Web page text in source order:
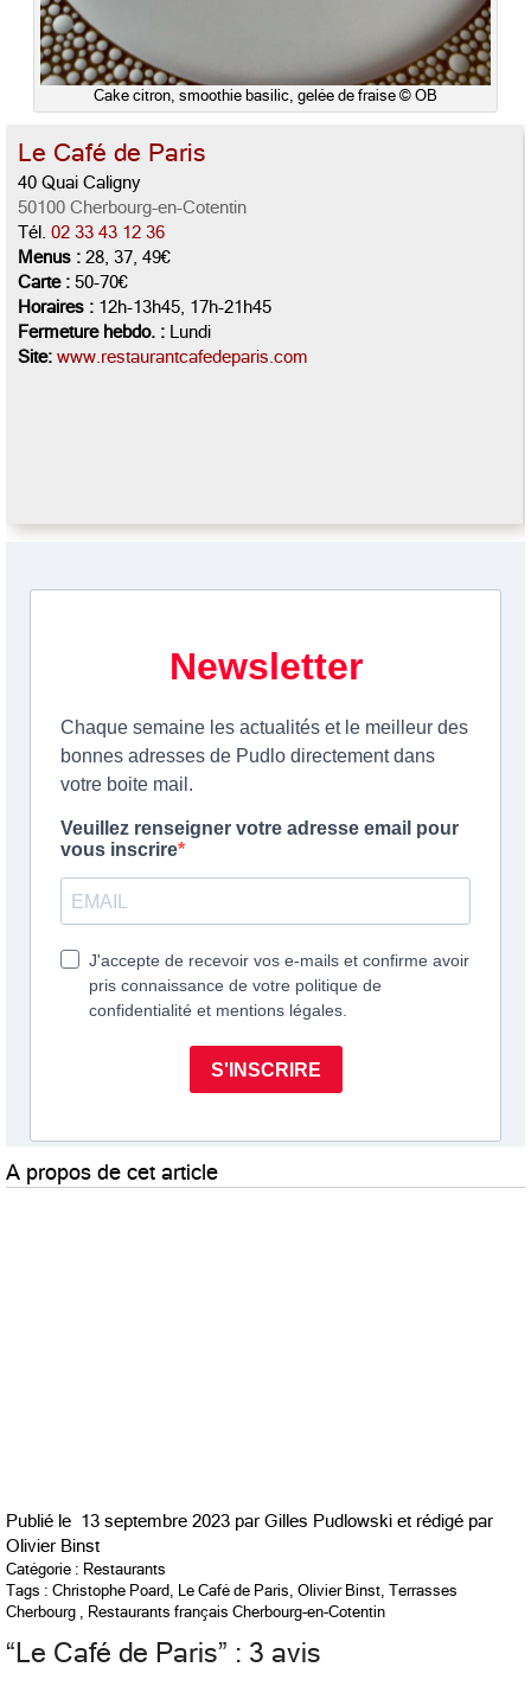
Cake citron, smoothie basilic, gelée de fraise © OB
Le Café de Paris
40 Quai Caligny
50100 Cherbourg-en-Cotentin
Tél. 02 33 43 12 36
Menus : 28, 37, 49€
Carte : 50-70€
Horaires : 12h-13h45, 17h-21h45
Fermeture hebdo. : Lundi
Site: www.restaurantcafedeparis.com
A propos de cet article
Publié le 13 septembre 2023 par Gilles Pudlowski et rédigé par
Olivier Binst
Catégorie : Restaurants
Tags : Christophe Poard Le Café de Paris Olivier Binst Terrasses
Cherbourg
Restaurants français Cherbourg-en-Cotentin
“ Le Café de Paris” : 3 avis